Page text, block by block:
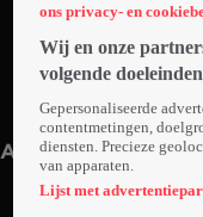
1uur03min
Do
Anderen kijken
ons privacy- en
Wij en onze
volgende
Gepersonaliseerde
contentmetingen,
diensten. Precieze
van apparaten.
Lijst met